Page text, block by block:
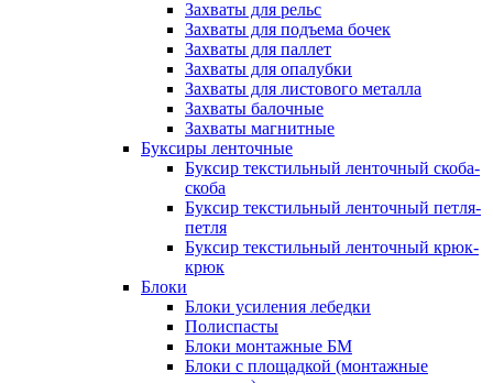
Захваты для рельс
Захваты для подъема бочек
Захваты для паллет
Захваты для опалубки
Захваты для листового металла
Захваты балочные
Захваты магнитные
Буксиры ленточные
Буксир текстильный ленточный скоба-
скоба
Буксир текстильный ленточный петля-
петля
Буксир текстильный ленточный крюк-
крюк
Блоки
Блоки усиления лебедки
Полиспасты
Блоки монтажные БМ
Блоки с площадкой (монтажные